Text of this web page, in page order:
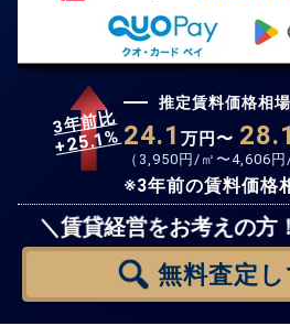
3年前比
+25.1%
推定賃料価格相
24.1 万円〜 28.1
（ 3,950 円/㎡〜4,606 円
※3年前の賃料価格
＼賃貸経営をお考えの方！
無料査定
無料査定ス